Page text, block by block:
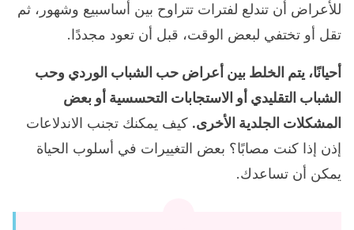
للأعراض أن تندلع لفترات تتراوح بين أساسبيع وشهور، ثم
تقل أو تختفي لبعض الوقت، قبل أن تعود مجددًا.
أحيانًا، يتم الخلط بين أعراض حب الشباب الوردي وحب
الشباب التقليدي أو الاستجابات التحسسية أو بعض
المشكلات الجلدية الأخرى. كيف يمكنك تجنب الاندلاعات
إذن إذا كنت مصابًا؟ بعض التغييرات في أسلوب الحياة
يمكن أن تساعدك.